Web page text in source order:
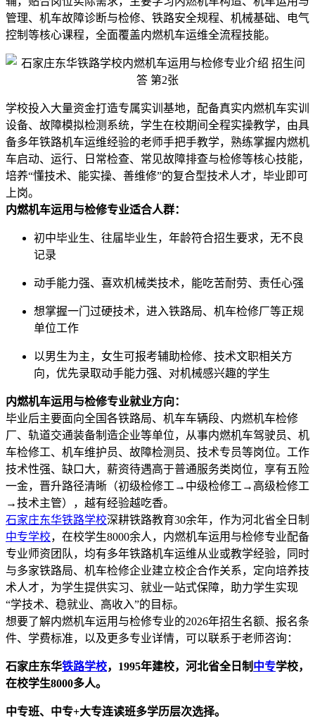
管理、机车故障诊断与检修、铁路安全规程、机械基础、电气
控制等核心课程，全面覆盖内燃机车运维全流程技能。
学校投入大量资金打造专属实训基地，配备真实内燃机车实训
设备、故障模拟检测系统，学生在校期间全程实操教学，由具
备多年铁路机车运维经验的老师手把手教学，熟练掌握内燃机
车启动、运行、日常检查、常见故障排查与检修等核心技能，
培养“懂技术、能实操、善维修”的复合型技术人才，毕业即可
上岗。
内燃机车运用与检修专业适合人群：
初中毕业生、往届毕业生，年龄符合招生要求，无不良
记录
动手能力强、喜欢机械类技术，能吃苦耐劳、责任心强
想掌握一门过硬技术，进入铁路局、机车检修厂等正规
单位工作
以男生为主，女生可报考辅助检修、技术文职相关方
向，优先录取动手能力强、对机械感兴趣的学生
内燃机车运用与检修专业就业方向：
毕业后主要面向全国各铁路局、机车车辆段、内燃机车检修
厂、轨道交通装备制造企业等单位，从事内燃机车驾驶员、机
车检修工、机车维护员、故障检测员、技术专员等岗位。工作
技术性强、缺口大，薪资待遇高于普通服务类岗位，享有五险
一金，晋升路径清晰（初级检修工→中级检修工→高级检修工
→技术主管），越有经验越吃香。
石家庄东华铁路学校深耕铁路教育30余年，作为河北省全日制
中专学校，在校学生8000余人，内燃机车运用与检修专业配备
专业师资团队，均有多年铁路机车运维从业或教学经验，同时
与多家铁路局、机车检修企业建立校企合作关系，定向培养技
术人才，为学生提供实习、就业一站式保障，助力学生实现
“学技术、稳就业、高收入”的目标。
想要了解内燃机车运用与检修专业的2026年招生名额、报名条
件、学费标准，以及更多专业详情，可以联系于老师咨询：
石家庄东华铁路学校，1995年建校，河北省全日制 中专学校，
在校学生8000多人。
中专班、中专+大专连读班多学历层次选择。